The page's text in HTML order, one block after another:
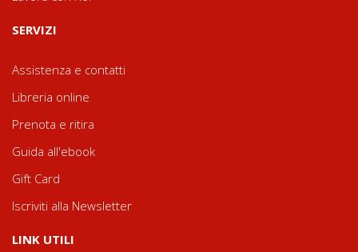
SERVIZI
Assistenza e contatti
Libreria online
Prenota e ritira
Guida all'ebook
Gift Card
Iscriviti alla Newsletter
LINK UTILI